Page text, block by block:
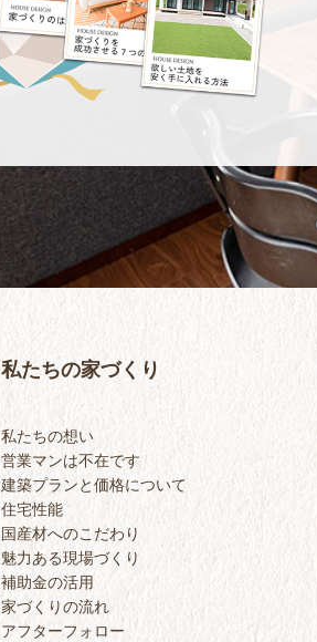
私たちの家づくり
私たちの想い
営業マンは不在です
建築プランと価格について
住宅性能
国産材へのこだわり
魅力ある現場づくり
補助金の活用
家づくりの流れ
アフターフォロー